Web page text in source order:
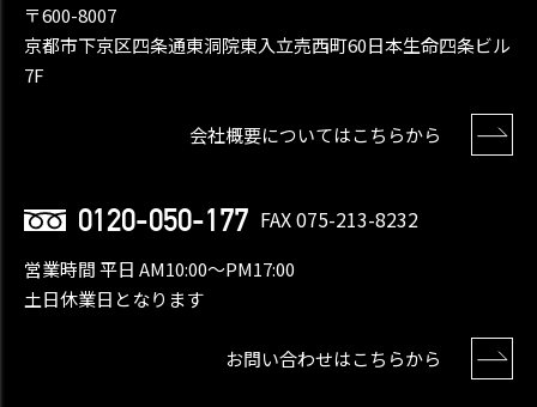
〒600-8007
京都市下京区四条通東洞院東入立売西町60日本生命四条ビル
7F
会社概要についてはこちらから
0120-050-177 FAX 075-213-8232
営業時間 平日 AM10:00〜PM17:00
土日休業日となります
お問い合わせはこちらから